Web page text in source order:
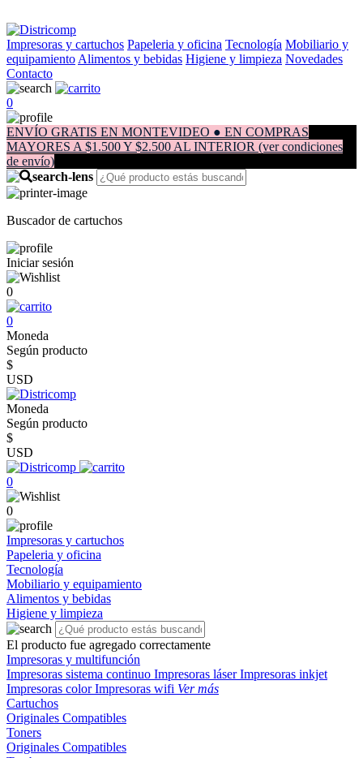
Impresoras y cartuchos Papeleria y oficina Tecnología Mobiliario y
equipamiento Alimentos y bebidas Higiene y limpieza Novedades
Contacto
0
ENVÍO GRATIS EN MONTEVIDEO ● EN COMPRAS
MAYORES A $1.500 Y $2.500 AL INTERIOR (ver condiciones
de envío)
Buscador de cartuchos
Iniciar sesión
0
0
Moneda
Según producto
$
USD
Moneda
Según producto
$
USD
0
0
Impresoras y cartuchos
Papeleria y oficina
Tecnología
Mobiliario y equipamiento
Alimentos y bebidas
Higiene y limpieza
El producto fue agregado correctamente
Impresoras y multifunción
Impresoras sistema continuo Impresoras láserImpresoras inkjet
Impresoras colorImpresoras wifi Ver más
Cartuchos
Originales Compatibles
Toners
Originales Compatibles